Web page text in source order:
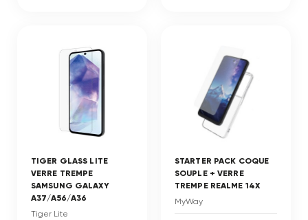
TIGER GLASS LITE
VERRE TREMPE
SAMSUNG GALAXY
A37/A56/A36
Tiger Lite
STARTER PACK COQUE
SOUPLE + VERRE
TREMPE REALME 14X
MyWay